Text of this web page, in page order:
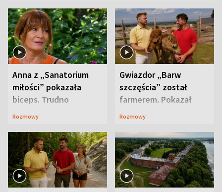
Anna z „Sanatorium
miłości” pokazała
biceps. Trudno
uwierzyć, co przeszła
Rozmowy
Gwiazdor „Barw
szczęścia” został
farmerem. Pokazał
swoje niezwykłe
Rozmowy